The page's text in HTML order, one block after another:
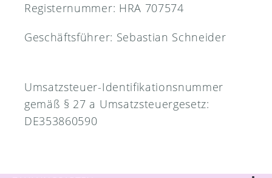
Registernummer: HRA 707574
Geschäftsführer: Sebastian Schneider
Umsatzsteuer-Identifikationsnummer
gemäß § 27 a Umsatzsteuergesetz:
DE353860590